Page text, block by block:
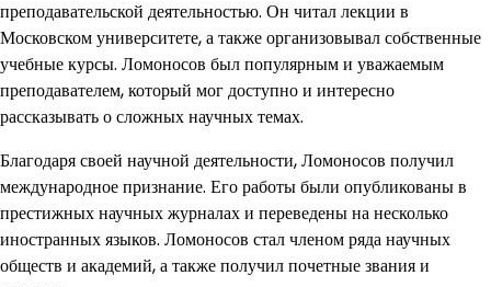
преподавательской деятельностью. Он читал лекции в
Московском университете, а также организовывал собственные
учебные курсы. Ломоносов был популярным и уважаемым
преподавателем, который мог доступно и интересно
рассказывать о сложных научных темах.
Благодаря своей научной деятельности, Ломоносов получил
международное признание. Его работы были опубликованы в
престижных научных журналах и переведены на несколько
иностранных языков. Ломоносов стал членом ряда научных
обществ и академий, а также получил почетные звания и